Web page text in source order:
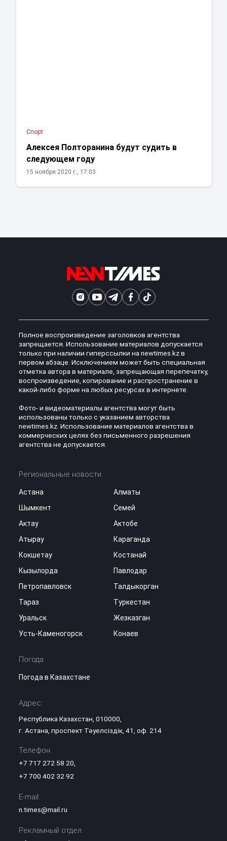
Спорт
Алексея Полторанина будут судить в
следующем году
15 ноября 2020 г., 17:03
Полное воспроизведение заголовков агентства
запрещается. Использование материалов допускается
только при наличии гиперссылки на newtimes.kz в
первом абзаце. Исключением может быть специальная
отметка автора в материале, запрещающая перепечатку,
воспроизведение, копирование и распространение в
какой-либо форме на любых ресурсах в интернете.
Фото- и видеоматериалы агентства могут быть
использованы только с указанием авторства
newtimes.kz. Использование материалов агентства в
коммерческих целях без письменного разрешения
агентства не допускается.
Региональные новости
Астана
Алматы
Шымкент
Семей
Актау
Актобе
Атырау
Караганда
Кокшетау
Костанай
Кызылорда
Павлодар
Петропавловск
Талдыкорган
Тараз
Туркестан
Уральск
Жезказган
Усть-Каменогорск
Конаев
Погода
Погода в Казахстане
Адрес:
Республика Казахстан, 010000,
г. Астана, проспект Тәуелсіздік, 41, оф. 214
Телефон:
+7 717 272 58 20,
+7 700 402 32 92
E-mail:
n.times@mail.ru
Рекламный отдел: